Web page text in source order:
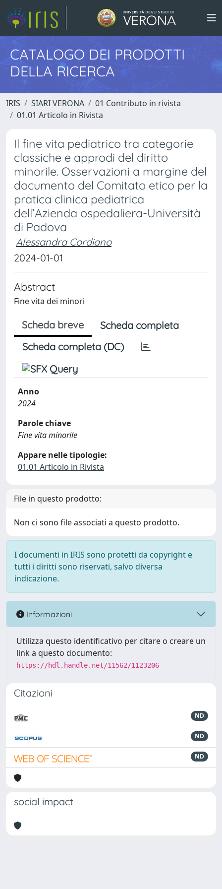
CATALOGO DEI PRODOTTI
DELLA RICERCA
IRIS SIARI VERONA
01 Contributo in rivista
01.01 Articolo in Rivista
Il fine vita pediatrico tra categorie
classiche e approdi del diritto
minorile. Osservazioni a margine del
documento del Comitato etico per la
pratica clinica pediatrica
dell’Azienda ospedaliera-Università
di Padova
Alessandra Cordiano
2024-01-01
Abstract
Fine vita dei minori
Scheda breve
Scheda completa
Scheda completa (DC)
Anno
2024
Parole chiave
Fine vita minorile
Appare nelle tipologie:
01.01 Articolo in Rivista
File in questo prodotto:
Non ci sono file associati a questo prodotto.
I documenti in IRIS sono protetti da copyright e
tutti i diritti sono riservati, salvo diversa
indicazione.
Informazioni
Utilizza questo identificativo per citare o creare un
link a questo documento:
https://hdl.handle.net/11562/1123206
Citazioni
ND
ND
ND
social impact